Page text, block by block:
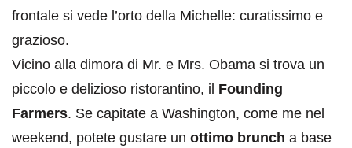
frontale si vede l’orto della Michelle: curatissimo e
grazioso.
Vicino alla dimora di Mr. e Mrs. Obama si trova un
piccolo e delizioso ristorantino, il Founding
Farmers. Se capitate a Washington, come me nel
weekend, potete gustare un ottimo brunch a base